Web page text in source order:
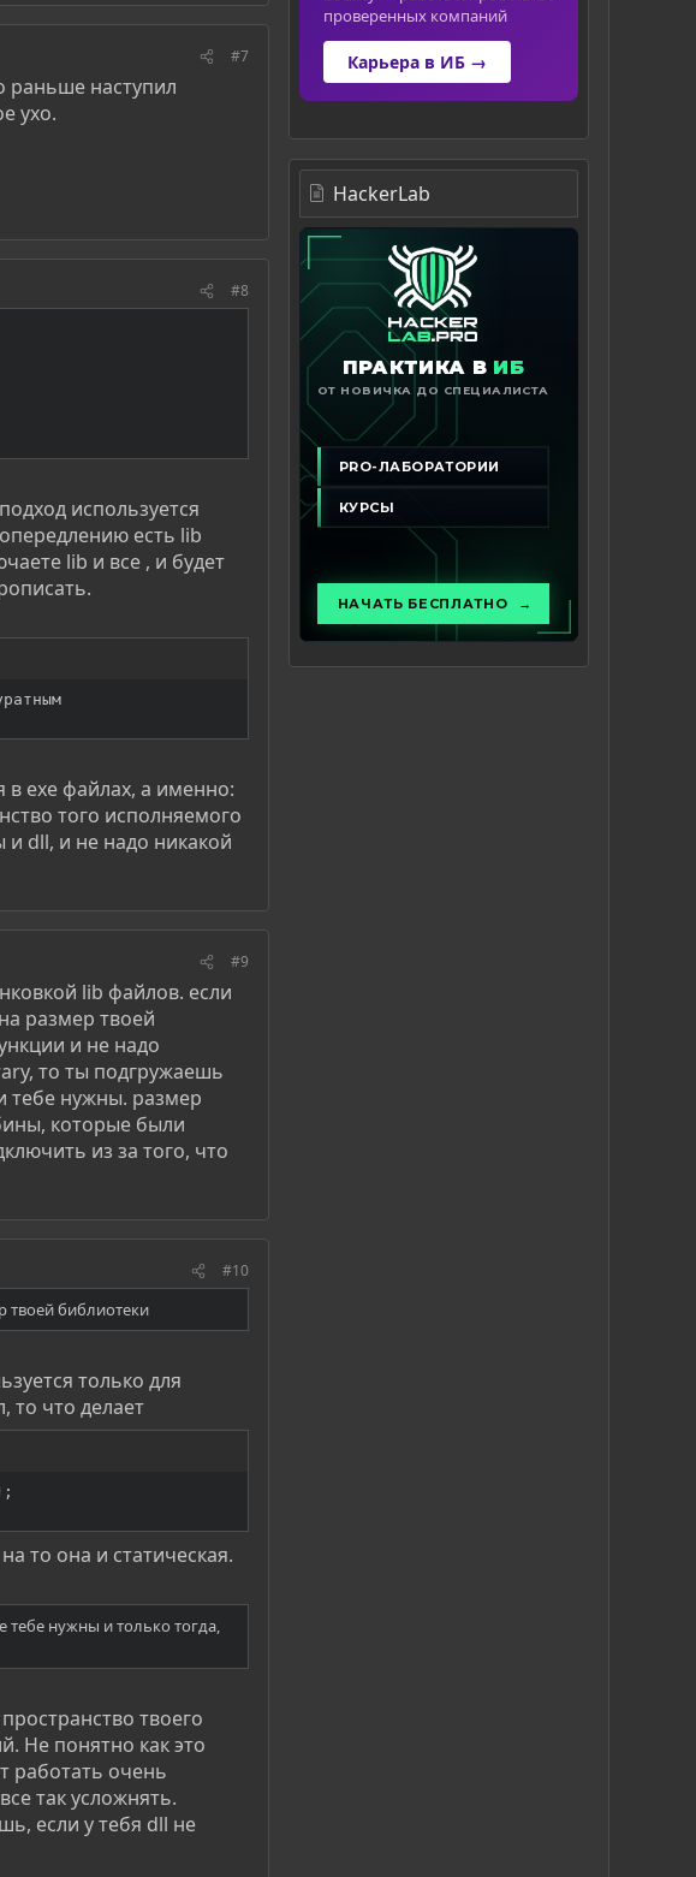
#7
раньше наступил
ухо.
#8
используется
есть lib
lib и все , и будет
в exe файлах, а именно:
того исполняемого
и dll, и не надо никакой
#9
lib файлов. если
размер твоей
и не надо
то ты подгружаешь
тебе нужны. размер
которые были
из за того, что
#10
твоей библиотеки
только для
то что делает
то она и статическая.
тебе нужны и только тогда,
твоего
Не понятно как это
работать очень
так усложнять.
если у тебя dll не
проверенных компаний
Карьера в ИБ →
HackerLab